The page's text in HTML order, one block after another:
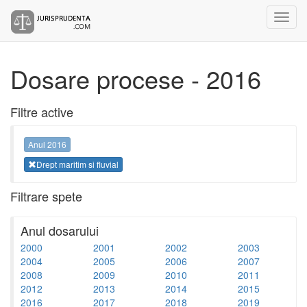
Dosare procese - 2016
Filtre active
Anul 2016
Drept maritim si fluvial
Filtrare spete
Anul dosarului
2000 2001 2002
2003
2004
2005 2006
2007
2008
2009 2010
2011
2012
2013 2014
2015
2016
2017 2018 2019